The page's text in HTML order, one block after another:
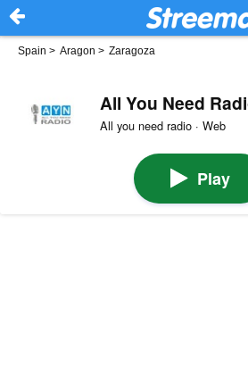
Spain > Aragon > Zaragoza
All You Need
All you need radio · Web
Play